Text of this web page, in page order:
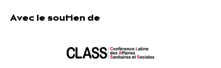
Avec le soutien de